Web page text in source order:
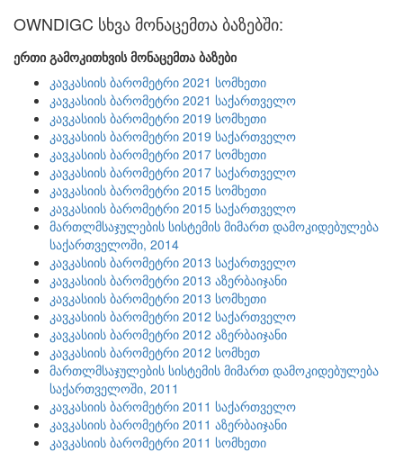
OWNDIGC სხვა მონაცემთა ბაზებში:
ერთი გამოკითხვის მონაცემთა ბაზები
კავკასიის ბარომეტრი 2021 სომხეთი
კავკასიის ბარომეტრი 2021 საქართველო
კავკასიის ბარომეტრი 2019 სომხეთი
კავკასიის ბარომეტრი 2019 საქართველო
კავკასიის ბარომეტრი 2017 სომხეთი
კავკასიის ბარომეტრი 2017 საქართველო
კავკასიის ბარომეტრი 2015 სომხეთი
კავკასიის ბარომეტრი 2015 საქართველო
მართლმსაჯულების სისტემის მიმართ დამოკიდებულება
საქართველოში, 2014
კავკასიის ბარომეტრი 2013 საქართველო
კავკასიის ბარომეტრი 2013 აზერბაიჯანი
კავკასიის ბარომეტრი 2013 სომხეთი
კავკასიის ბარომეტრი 2012 საქართველო
კავკასიის ბარომეტრი 2012 აზერბაიჯანი
კავკასიის ბარომეტრი 2012 სომხეთ
მართლმსაჯულების სისტემის მიმართ დამოკიდებულება
საქართველოში, 2011
კავკასიის ბარომეტრი 2011 საქართველო
კავკასიის ბარომეტრი 2011 აზერბაიჯანი
კავკასიის ბარომეტრი 2011 სომხეთი